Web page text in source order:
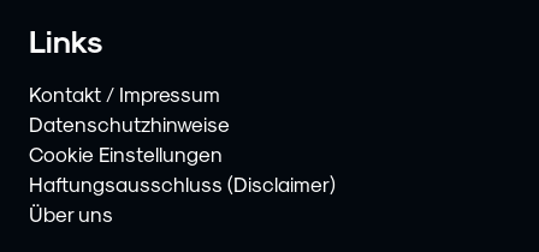
Links
Kontakt / Impressum
Datenschutzhinweise
Cookie Einstellungen
Haftungsausschluss (Disclaimer)
Über uns